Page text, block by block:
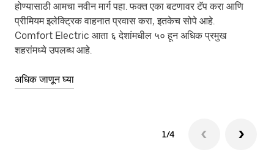
होण्यासाठी आमचा नवीन मार्ग पहा. फक्त एका बटणावर टॅप करा आणि
प्रीमियम इलेक्ट्रिक वाहनात प्रवास करा, इतकेच सोपे आहे.
Comfort Electric आता ६ देशांमधील ५० हून अधिक प्रमुख
शहरांमध्ये उपलब्ध आहे.
अधिक जाणून घ्या
1/4